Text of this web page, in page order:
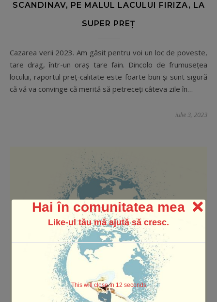
SCANDINAV, PE MALUL LACULUI FIRIZA, LA
SUPER PREȚ
Cazarea verii 2023. Am găsit pentru voi un loc de poveste,
tare drag, într-un oraș tare fain. Dincolo de frumusețea
locului, raportul preț-calitate este foarte bun și sunt sigură
că vă va convinge că merită să petreceți câteva zile în…
iulie 3, 2023
Hai în comunitatea mea
Like-ul tău mă ajută să cresc.
This will close in 12 seconds